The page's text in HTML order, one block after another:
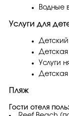
Водные
Услуги для
Услуги
Пляж
Гости отеля